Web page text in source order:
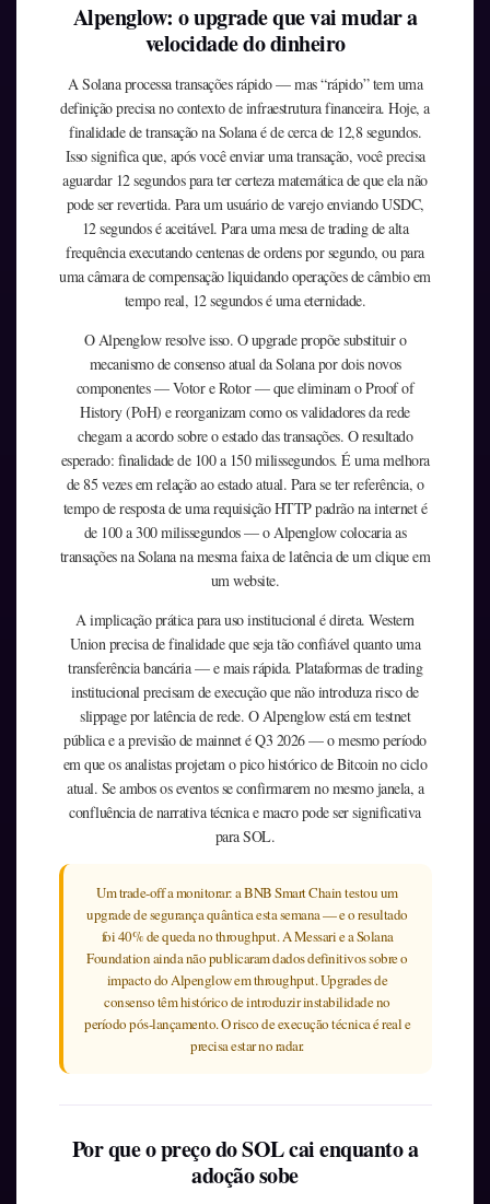
Alpenglow: o upgrade que vai mudar a
velocidade do dinheiro
A Solana processa transações rápido — mas “rápido” tem uma
definição precisa no contexto de infraestrutura financeira. Hoje, a
finalidade de transação na Solana é de cerca de 12,8 segundos.
Isso significa que, após você enviar uma transação, você precisa
aguardar 12 segundos para ter certeza matemática de que ela não
pode ser revertida. Para um usuário de varejo enviando USDC,
12 segundos é aceitável. Para uma mesa de trading de alta
frequência executando centenas de ordens por segundo, ou para
uma câmara de compensação liquidando operações de câmbio em
tempo real, 12 segundos é uma eternidade.
O Alpenglow resolve isso. O upgrade propõe substituir o
mecanismo de consenso atual da Solana por dois novos
componentes — Votor e Rotor — que eliminam o Proof of
History (PoH) e reorganizam como os validadores da rede
chegam a acordo sobre o estado das transações. O resultado
esperado: finalidade de 100 a 150 milissegundos. É uma melhora
de 85 vezes em relação ao estado atual. Para se ter referência, o
tempo de resposta de uma requisição HTTP padrão na internet é
de 100 a 300 milissegundos — o Alpenglow colocaria as
transações na Solana na mesma faixa de latência de um clique em
um website.
A implicação prática para uso institucional é direta. Western
Union precisa de finalidade que seja tão confiável quanto uma
transferência bancária — e mais rápida. Plataformas de trading
institucional precisam de execução que não introduza risco de
slippage por latência de rede. O Alpenglow está em testnet
pública e a previsão de mainnet é Q3 2026 — o mesmo período
em que os analistas projetam o pico histórico de Bitcoin no ciclo
atual. Se ambos os eventos se confirmarem no mesmo janela, a
confluência de narrativa técnica e macro pode ser significativa
para SOL.
Um trade-off a monitorar: a BNB Smart Chain testou um
upgrade de segurança quântica esta semana — e o resultado
foi 40% de queda no throughput. A Messari e a Solana
Foundation ainda não publicaram dados definitivos sobre o
impacto do Alpenglow em throughput. Upgrades de
consenso têm histórico de introduzir instabilidade no
período pós-lançamento. O risco de execução técnica é real e
precisa estar no radar.
Por que o preço do SOL cai enquanto a
adoção sobe